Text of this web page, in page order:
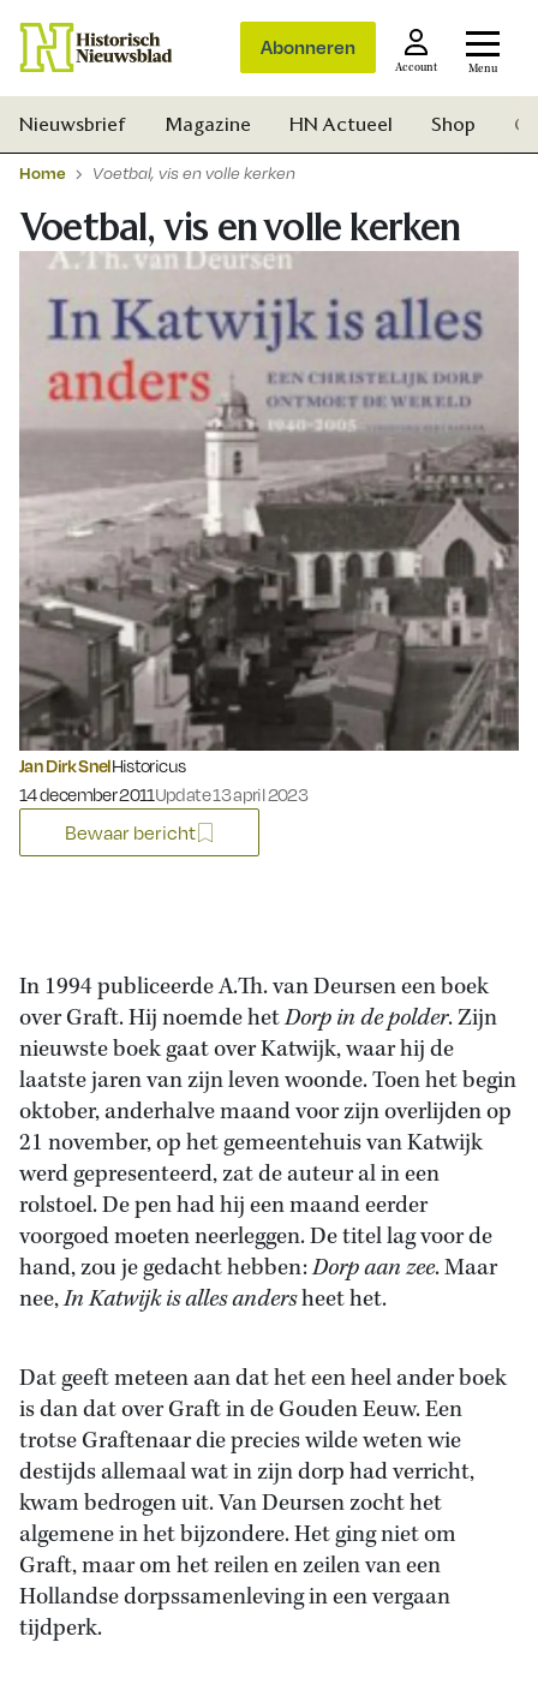
Abonneren
Account Menu
Nieuwsbrief Magazine HN Actueel Shop
Home Voetbal, vis en volle kerken
Voetbal, vis en volle kerken
Jan Dirk SnelHistoricus
Gepubliceerd op:
14 december 2011Update 13 april 2023
Bewaar bericht
In 1994 publiceerde A.Th. van Deursen een boek
over Graft. Hij noemde hetDorp in de polder. Zijn
nieuwste boek gaat over Katwijk, waar hij de
laatste jaren van zijn leven woonde. Toen het begin
oktober, anderhalve maand voor zijn overlijden op
21 november, op het gemeentehuis van Katwijk
werd gepresenteerd, zat de auteur al in een
rolstoel. De pen had hij een maand eerder
voorgoed moeten neerleggen. De titel lag voor de
hand, zou je gedacht hebben:Dorp aan zee. Maar
nee,In Katwijk is alles andersheet het.
Dat geeft meteen aan dat het een heel ander boek
is dan dat over Graft in de Gouden Eeuw. Een
trotse Graftenaar die precies wilde weten wie
destijds allemaal wat in zijn dorp had verricht,
kwam bedrogen uit. Van Deursen zocht het
algemene in het bijzondere. Het ging niet om
Graft, maar om het reilen en zeilen van een
Hollandse dorpssamenleving in een vergaan
tijdperk.